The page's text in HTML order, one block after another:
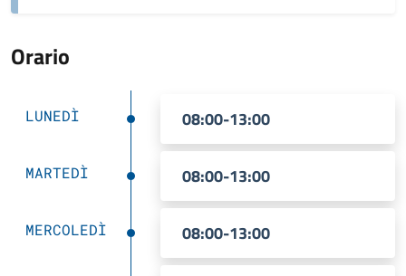
Orario
LUNEDÌ 08:00-13:00
MARTEDÌ 08:00-13:00
MERCOLEDÌ 08:00-13:00